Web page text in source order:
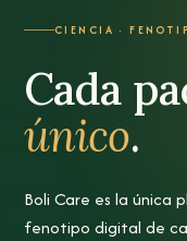
CIENCIA ·
Cada
único.
Boli Care es la única
fenotipo digital de